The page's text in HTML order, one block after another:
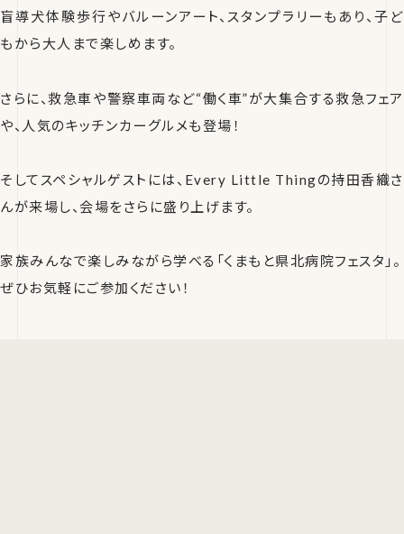
盲導犬体験歩行やバルーンアート、スタンプラリーもあり、子ど
もから大人まで楽しめます。
さらに、救急車や警察車両など“働く車”が大集合する救急フェア
や、人気のキッチンカーグルメも登場！
そしてスペシャルゲストには、Every Little Thingの持田香織さ
んが来場し、会場をさらに盛り上げます。
家族みんなで楽しみながら学べる「くまもと県北病院フェスタ」。
ぜひお気軽にご参加ください！